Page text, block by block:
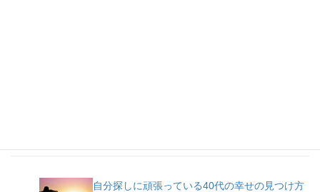
自分探しに頑張っている40代の幸せの見つけ方